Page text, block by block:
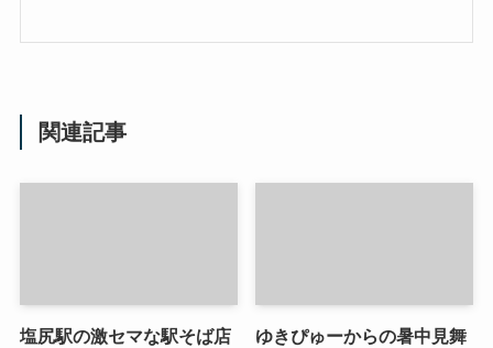
関連記事
塩尻駅の激セマな駅そば店
ゆきぴゅーからの暑中見舞